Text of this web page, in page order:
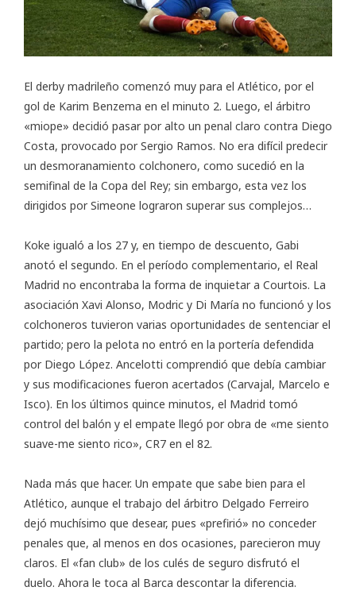
El derby madrileño comenzó muy para el Atlético, por el
gol de Karim Benzema en el minuto 2. Luego, el árbitro
«miope» decidió pasar por alto un penal claro contra Diego
Costa, provocado por Sergio Ramos. No era difícil predecir
un desmoranamiento colchonero, como sucedió en la
semifinal de la Copa del Rey; sin embargo, esta vez los
dirigidos por Simeone lograron superar sus complejos…
Koke igualó a los 27 y, en tiempo de descuento, Gabi
anotó el segundo. En el período complementario, el Real
Madrid no encontraba la forma de inquietar a Courtois. La
asociación Xavi Alonso, Modric y Di María no funcionó y los
colchoneros tuvieron varias oportunidades de sentenciar el
partido; pero la pelota no entró en la portería defendida
por Diego López. Ancelotti comprendió que debía cambiar
y sus modificaciones fueron acertados (Carvajal, Marcelo e
Isco). En los últimos quince minutos, el Madrid tomó
control del balón y el empate llegó por obra de «me siento
suave-me siento rico», CR7 en el 82.
Nada más que hacer. Un empate que sabe bien para el
Atlético, aunque el trabajo del árbitro Delgado Ferreiro
dejó muchísimo que desear, pues «prefirió» no conceder
penales que, al menos en dos ocasiones, parecieron muy
claros. El «fan club» de los culés de seguro disfrutó el
duelo. Ahora le toca al Barca descontar la diferencia.